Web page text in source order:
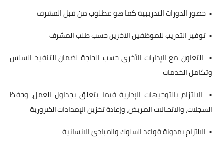
• حضور الدورات التدريبية كما هو مطلوب من قبل المشرف
• توفير التدريب للموظفين الآخرين حسب طلب المشرف
• التعاون مع الإدارات الأخرى حسب الحاجة لضمان التنفيذ السلس
وتكامل الخدمات
• الالتزام بالتوجيهات الإدارية فيما يتعلق بجداول العمل، وحفظ
السجلات، والاتصالات المريض، وإعادة تخزين الإمدادات الضرورية
• اﻻﻟﺗزام ﺑﻣدوﻧﺔ ﻗواﻋد اﻟﺳﻟوك والمبادئ الانسانية